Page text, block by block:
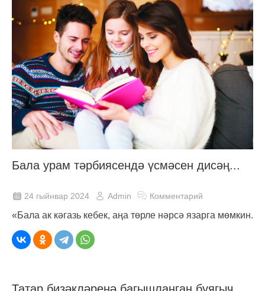
Бала урам тәрбиясендә үсмәсен дисәң...
24 гыйнвар 2024 Admin Комментарий
«Бала ак кәгазь кебек, аңа төрле нәрсә язарга мөмкин.